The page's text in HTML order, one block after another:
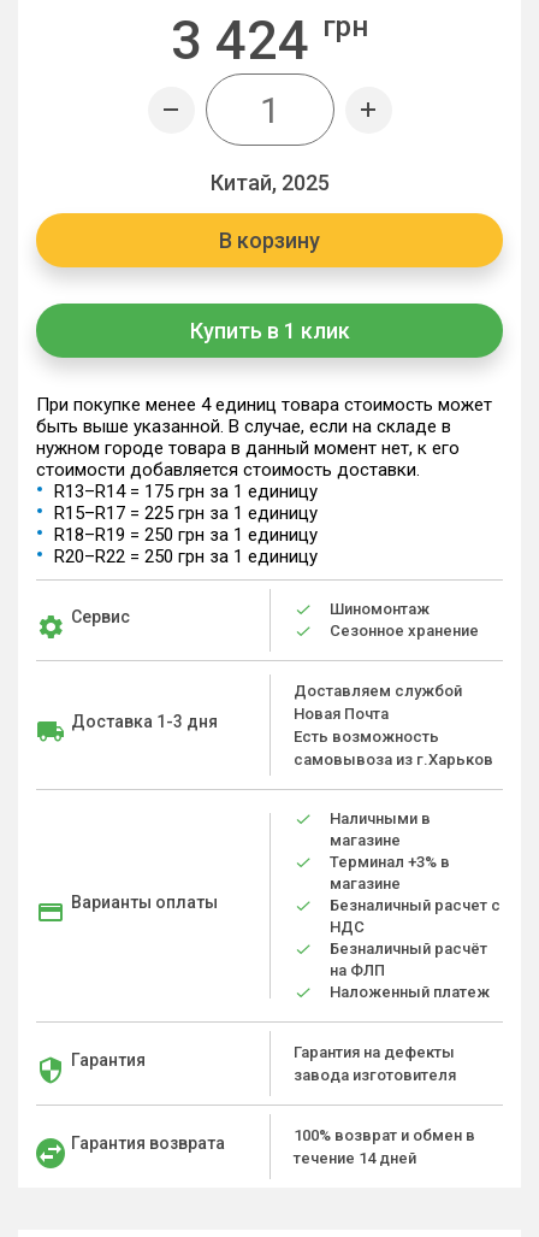
3 424 грн
Китай, 2025
В корзину
Купить в 1 клик
При покупке менее 4 единиц товара стоимость может
быть выше указанной. В случае, если на складе в
нужном городе товара в данный момент нет, к его
стоимости добавляется стоимость доставки.
R13–R14 = 175 грн за 1 единицу
R15–R17 = 225 грн за 1 единицу
R18–R19 = 250 грн за 1 единицу
R20–R22 = 250 грн за 1 единицу
Сервис
Шиномонтаж
Сезонное хранение
Доставка 1-3 дня
Доставляем службой
Новая Почта
Есть возможность
самовывоза из г.Харьков
Варианты оплаты
Наличными в
магазине
Терминал +3% в
магазине
Безналичный расчет с
НДС
Безналичный расчёт
на ФЛП
Наложенный платеж
Гарантия
Гарантия на дефекты
завода изготовителя
Гарантия возврата
100% возврат и обмен в
течение 14 дней